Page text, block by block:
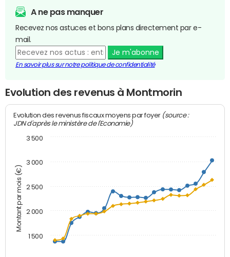
A ne pas manquer
Recevez nos astuces et bons plans directement par e-
mail.
Je m'abonne
En savoir plus sur notre politique de confidentialité
Evolution des revenus à Montmorin
Montant par mois (€)
Evolution des revenus fiscaux moyens par foyer (source :
JDN d'après le ministère de l'Economie)
1 500
2 000
2 500
3 000
3 500